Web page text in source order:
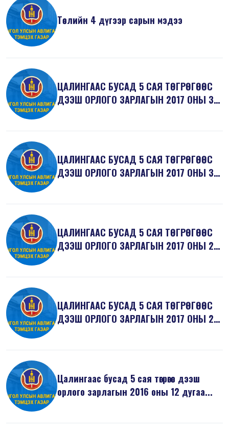
Төслийн 4 дүгээр сарын мэдээ
ЦАЛИНГААС БУСАД 5 САЯ ТӨГРӨГӨӨС
ДЭЭШ ОРЛОГО ЗАРЛАГЫН 2017 ОНЫ 3
ЦАЛИНГААС БУСАД 5 САЯ ТӨГРӨГӨӨС
ДЭЭШ ОРЛОГО ЗАРЛАГЫН 2017 ОНЫ 3
ЦАЛИНГААС БУСАД 5 САЯ ТӨГРӨГӨӨС
ДЭЭШ ОРЛОГО ЗАРЛАГЫН 2017 ОНЫ 2
ЦАЛИНГААС БУСАД 5 САЯ ТӨГРӨГӨӨС
ДЭЭШ ОРЛОГО ЗАРЛАГЫН 2017 ОНЫ 2
Цалингаас бусад 5 сая төгрөгөөс дээш
орлого зарлагын 2016 оны 12 дугаа...